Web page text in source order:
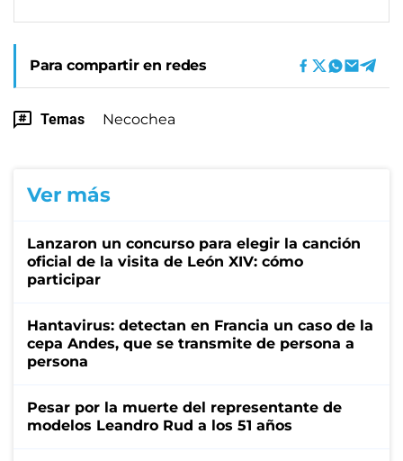
Para compartir en redes
Temas Necochea
Ver más
Lanzaron un concurso para elegir la canción
oficial de la visita de León XIV: cómo
participar
Hantavirus: detectan en Francia un caso de la
cepa Andes, que se transmite de persona a
persona
Pesar por la muerte del representante de
modelos Leandro Rud a los 51 años